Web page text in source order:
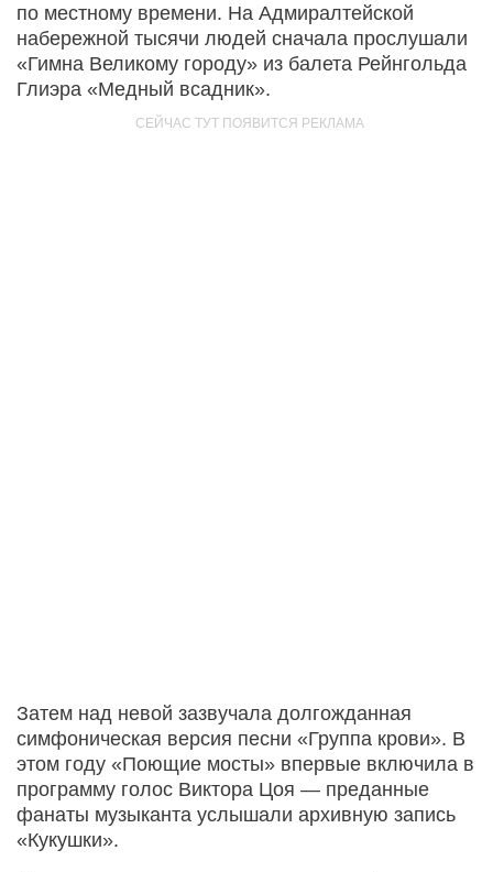
по местному времени. На Адмиралтейской
набережной тысячи людей сначала прослушали
«Гимна Великому городу» из балета Рейнгольда
Глиэра «Медный всадник».
Затем над невой зазвучала долгожданная
симфоническая версия песни «Группа крови». В
этом году «Поющие мосты» впервые включила в
программу голос Виктора Цоя — преданные
фанаты музыканта услышали архивную запись
«Кукушки».